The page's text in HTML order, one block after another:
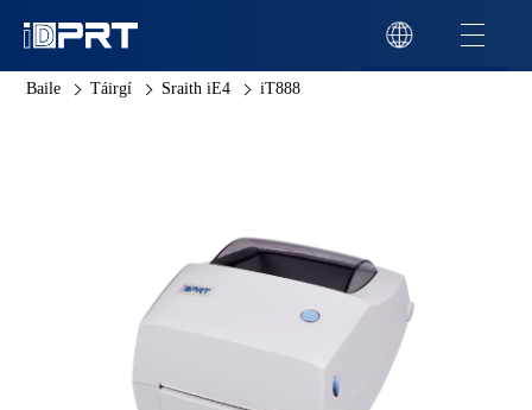
Baile Táirgí Sraith iE4 iT888